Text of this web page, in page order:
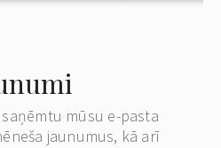
mūsu e-pasta
jaunumus, kā arī